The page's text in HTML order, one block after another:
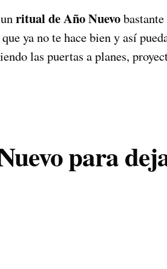
ritual de Año Nuevo
ya no te hace bien y así
las puertas a planes,
para